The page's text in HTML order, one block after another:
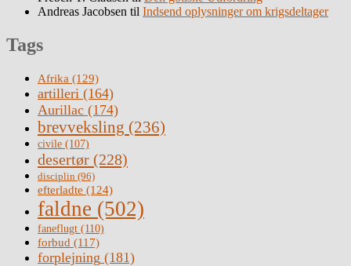
Andreas Jacobsen til Indsend oplysninger om krigsdeltager
Tags
Afrika (129)
artilleri (164)
Aurillac (174)
brevveksling (236)
civile (107)
desertør (228)
disciplin (96)
efterladte (124)
faldne (502)
faneflugt (110)
forbud (117)
forplejning (181)